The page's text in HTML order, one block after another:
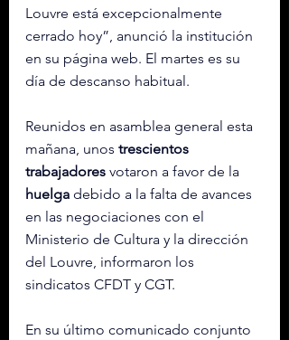
Louvre está excepcionalmente
cerrado hoy”, anunció la institución
en su página web. El martes es su
día de descanso habitual.
Reunidos en asamblea general esta
mañana, unos trescientos
trabajadores votaron a favor de la
huelga debido a la falta de avances
en las negociaciones con el
Ministerio de Cultura y la dirección
del Louvre, informaron los
sindicatos CFDT y CGT.
En su último comunicado conjunto